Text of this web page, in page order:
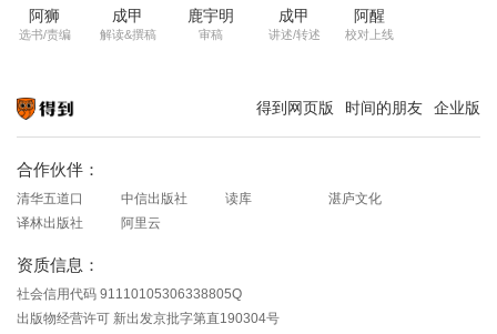
阿狮
选书/责编
成甲
解读&撰稿
鹿宇明
审稿
成甲
讲述/转述
阿醒
校对上线
得到网页版 时间的朋友 企业版
合作伙伴：
清华五道口 中信出版社 读库
湛庐文化
译林出版社
阿里云
资质信息：
社会信用代码 91110105306338805Q
出版物经营许可 新出发京批字第直190304号